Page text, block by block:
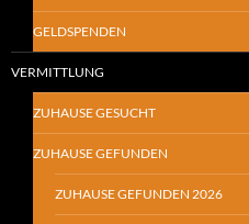
GELDSPENDEN
VERMITTLUNG
ZUHAUSE GESUCHT
ZUHAUSE GEFUNDEN
ZUHAUSE GEFUNDEN 2026